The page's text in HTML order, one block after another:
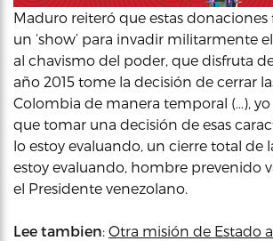
Maduro reiteró que estas
un ‘show’ para invadir militarmente
al chavismo del poder, que disfruta
año 2015 tome la decisión de cerrar
Colombia de manera temporal (…),
que tomar una decisión de esas
lo estoy evaluando, un cierre total de
estoy evaluando, hombre prevenido
el Presidente venezolano.
Lee tambien: Otra misión de Estado